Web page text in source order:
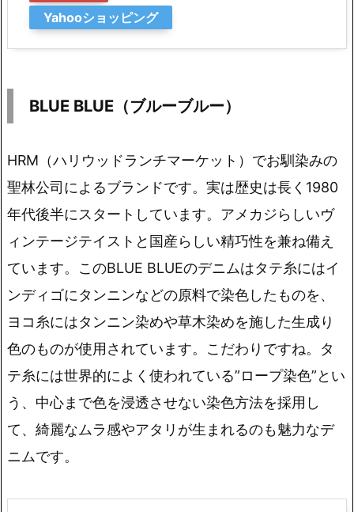
Yahooショッピング
BLUE BLUE（ブルーブルー）
HRM（ハリウッドランチマーケット）でお馴染みの
聖林公司によるブランドです。実は歴史は長く1980
年代後半にスタートしています。アメカジらしいヴ
ィンテージテイストと国産らしい精巧性を兼ね備え
ています。このBLUE BLUEのデニムはタテ糸にはイ
ンディゴにタンニンなどの原料で染色したものを、
ヨコ糸にはタンニン染めや草木染めを施した生成り
色のものが使用されています。こだわりですね。タ
テ糸には世界的によく使われている”ロープ染色”とい
う、中心まで色を浸透させない染色方法を採用し
て、綺麗なムラ感やアタリが生まれるのも魅力なデ
ニムです。